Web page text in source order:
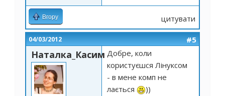
Вгору цитувати
04/03/2012 #5
Наталка_Касим Добре, коли
користуєшся Лінуксом
- в мене комп не
лається
))